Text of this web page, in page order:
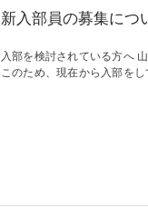
新入部員の募集につ
入部を検討されている方へ
このため、現在から入部を